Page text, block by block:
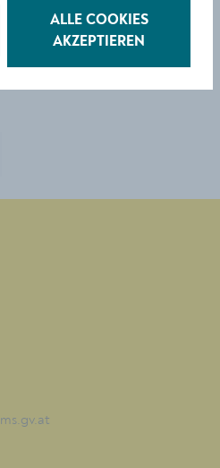
Aichner zu den
Thrillerautoren. Er
ALLE COOKIES
AKZEPTIEREN